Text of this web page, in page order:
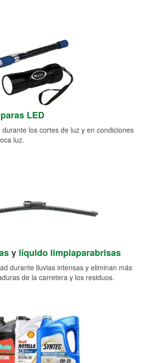
LED
los cortes de luz y en condiciones
luz.
y líquido limpiaparabrisas
durante lluvias intensas y eliminan más
de la carretera y los residuos.